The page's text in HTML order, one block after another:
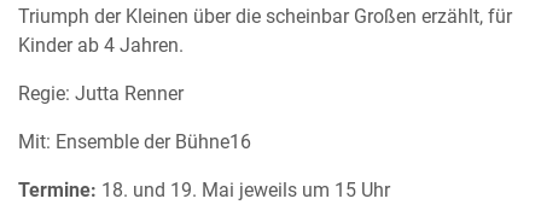
Triumph der Kleinen über die scheinbar Großen erzählt, für
Kinder ab 4 Jahren.
Regie: Jutta Renner
Mit: Ensemble der Bühne16
Termine: 18. und 19. Mai jeweils um 15 Uhr